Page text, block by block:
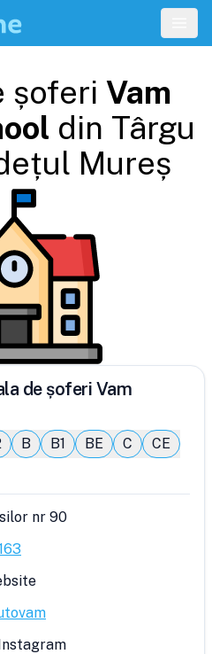
șoferi Vam
din Târgu
Mureș
de șoferi Vam
B B1 BE C
CE
nr 90